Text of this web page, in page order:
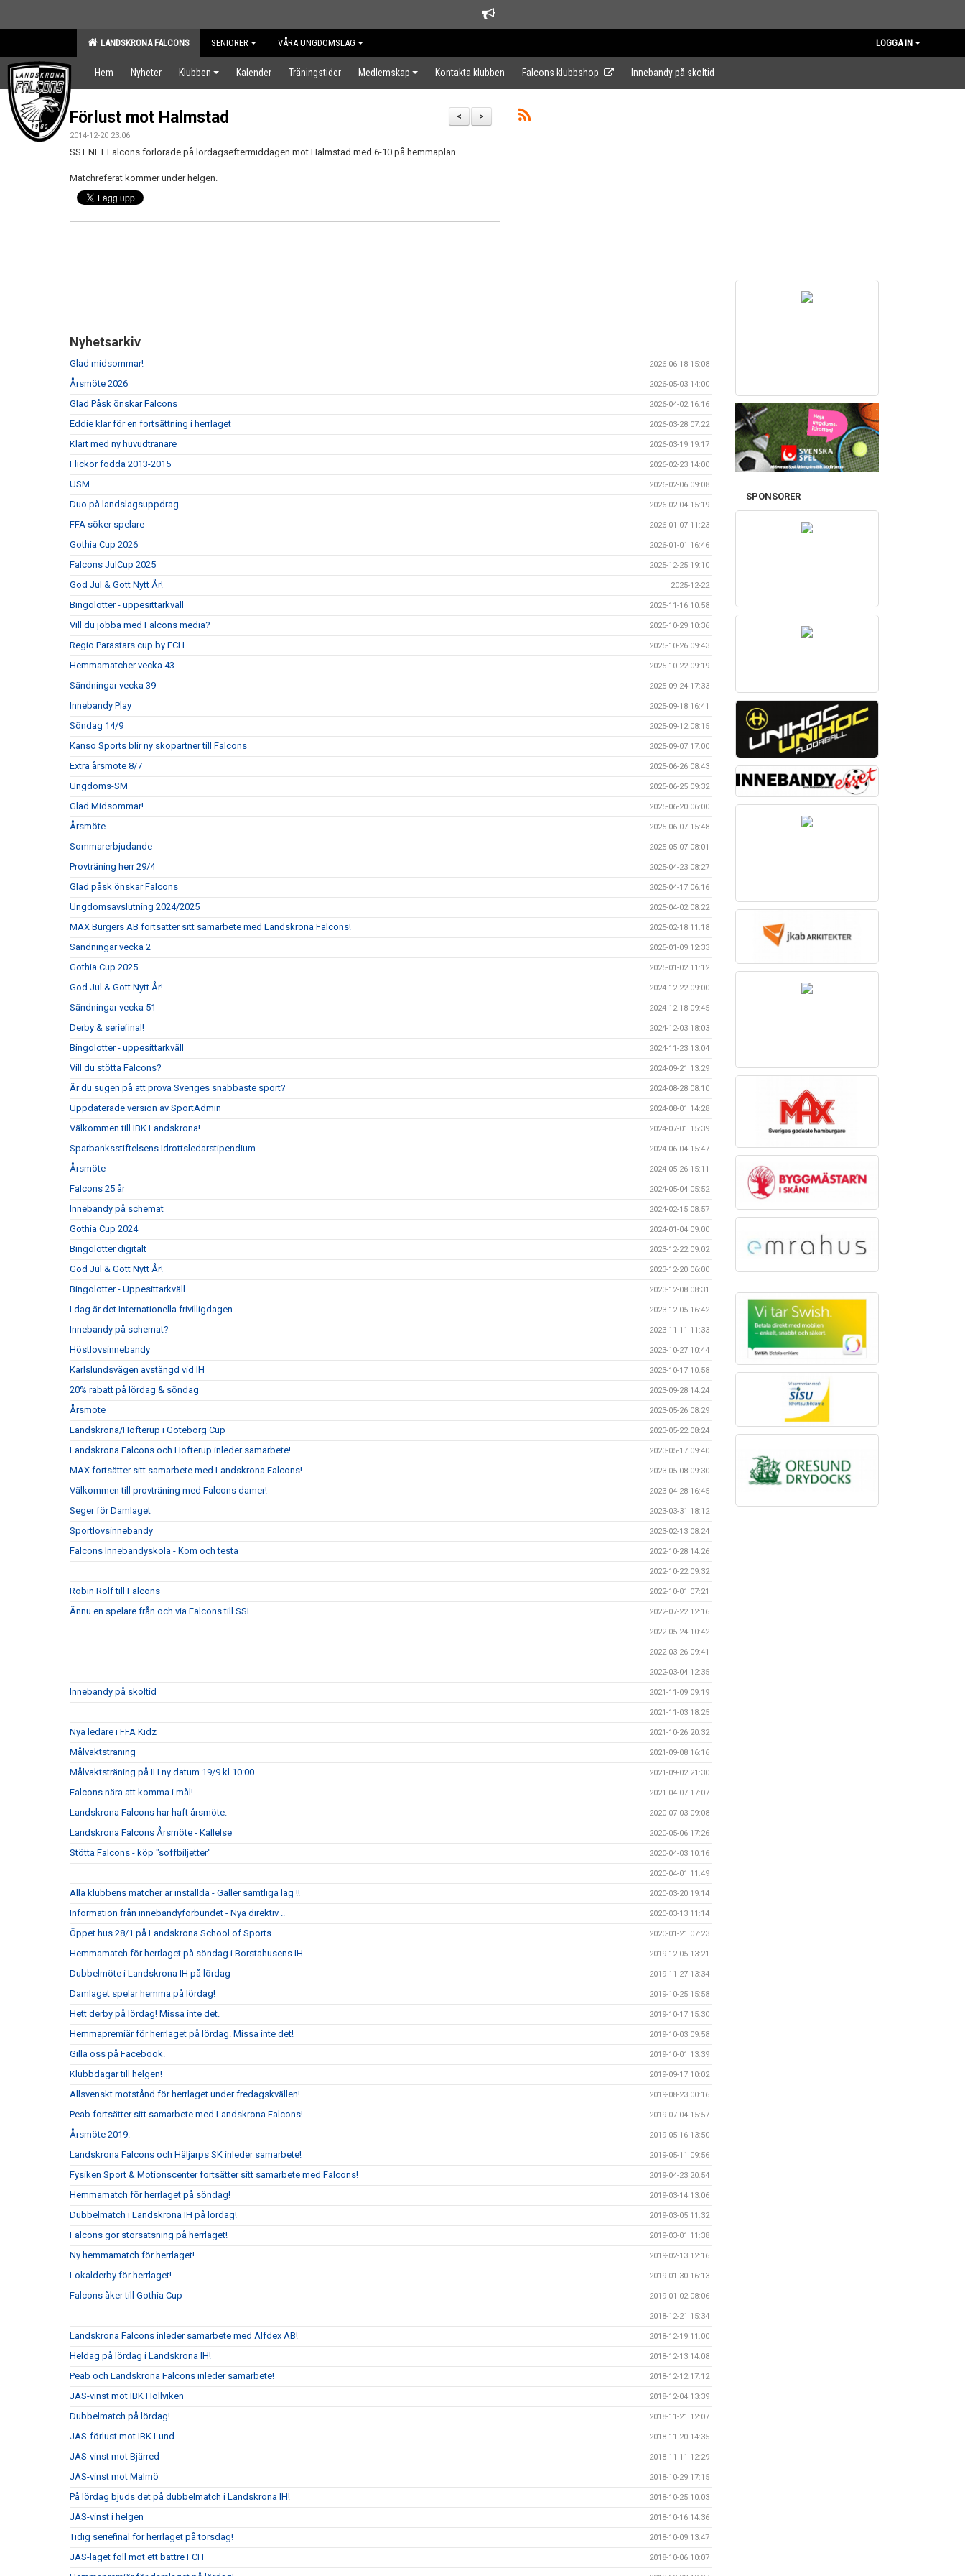
LANDSKRONA FALCONS SENIORER VÅRA UNGDOMSLAG LOGGA IN
Hem Nyheter Klubben Kalender Träningstider Medlemskap Kontakta klubben Falcons klubbshop Innebandy på skoltid
>
<
Förlust mot Halmstad
2014-12-20 23:06
SST NET Falcons förlorade på lördagseftermiddagen mot Halmstad med 6-10 på hemmaplan.
Matchreferat kommer under helgen.
Nyhetsarkiv
Glad midsommar! 2026-06-18 15:08
Årsmöte 2026 2026-05-03 14:00
Glad Påsk önskar Falcons 2026-04-02 16:16
Eddie klar för en fortsättning i herrlaget 2026-03-28 07:22
Klart med ny huvudtränare 2026-03-19 19:17
Flickor födda 2013-2015 2026-02-23 14:00
USM 2026-02-06 09:08
Duo på landslagsuppdrag 2026-02-04 15:19
FFA söker spelare 2026-01-07 11:23
Gothia Cup 2026 2026-01-01 16:46
Falcons JulCup 2025 2025-12-25 19:10
God Jul & Gott Nytt År! 2025-12-22
Bingolotter - uppesittarkväll 2025-11-16 10:58
Vill du jobba med Falcons media? 2025-10-29 10:36
Regio Parastars cup by FCH 2025-10-26 09:43
Hemmamatcher vecka 43 2025-10-22 09:19
Sändningar vecka 39 2025-09-24 17:33
Innebandy Play 2025-09-18 16:41
Söndag 14/9 2025-09-12 08:15
Kanso Sports blir ny skopartner till Falcons 2025-09-07 17:00
Extra årsmöte 8/7 2025-06-26 08:43
Ungdoms-SM 2025-06-25 09:32
Glad Midsommar! 2025-06-20 06:00
Årsmöte 2025-06-07 15:48
Sommarerbjudande 2025-05-07 08:01
Provträning herr 29/4 2025-04-23 08:27
Glad påsk önskar Falcons 2025-04-17 06:16
Ungdomsavslutning 2024/2025 2025-04-02 08:22
MAX Burgers AB fortsätter sitt samarbete med Landskrona Falcons! 2025-02-18 11:18
Sändningar vecka 2 2025-01-09 12:33
Gothia Cup 2025 2025-01-02 11:12
God Jul & Gott Nytt År! 2024-12-22 09:00
Sändningar vecka 51 2024-12-18 09:45
Derby & seriefinal! 2024-12-03 18:03
Bingolotter - uppesittarkväll 2024-11-23 13:04
Vill du stötta Falcons? 2024-09-21 13:29
Är du sugen på att prova Sveriges snabbaste sport? 2024-08-28 08:10
Uppdaterade version av SportAdmin 2024-08-01 14:28
Välkommen till IBK Landskrona! 2024-07-01 15:39
Sparbanksstiftelsens Idrottsledarstipendium 2024-06-04 15:47
Årsmöte 2024-05-26 15:11
Falcons 25 år 2024-05-04 05:52
Innebandy på schemat 2024-02-15 08:57
Gothia Cup 2024 2024-01-04 09:00
Bingolotter digitalt 2023-12-22 09:02
God Jul & Gott Nytt År! 2023-12-20 06:00
Bingolotter - Uppesittarkväll 2023-12-08 08:31
I dag är det Internationella frivilligdagen. 2023-12-05 16:42
Innebandy på schemat? 2023-11-11 11:33
Höstlovsinnebandy 2023-10-27 10:44
Karlslundsvägen avstängd vid IH 2023-10-17 10:58
20% rabatt på lördag & söndag 2023-09-28 14:24
Årsmöte 2023-05-26 08:29
Landskrona/Hofterup i Göteborg Cup 2023-05-22 08:24
Landskrona Falcons och Hofterup inleder samarbete! 2023-05-17 09:40
MAX fortsätter sitt samarbete med Landskrona Falcons! 2023-05-08 09:30
Välkommen till provträning med Falcons damer! 2023-04-28 16:45
Seger för Damlaget 2023-03-31 18:12
Sportlovsinnebandy 2023-02-13 08:24
Falcons Innebandyskola - Kom och testa 2022-10-28 14:26
2022-10-22 09:32
Robin Rolf till Falcons 2022-10-01 07:21
Ännu en spelare från och via Falcons till SSL. 2022-07-22 12:16
2022-05-24 10:42
2022-03-26 09:41
2022-03-04 12:35
Innebandy på skoltid 2021-11-09 09:19
2021-11-03 18:25
Nya ledare i FFA Kidz 2021-10-26 20:32
Målvaktsträning 2021-09-08 16:16
Målvaktsträning på IH ny datum 19/9 kl 10:00 2021-09-02 21:30
Falcons nära att komma i mål! 2021-04-07 17:07
Landskrona Falcons har haft årsmöte. 2020-07-03 09:08
Landskrona Falcons Årsmöte - Kallelse 2020-05-06 17:26
Stötta Falcons - köp "soffbiljetter" 2020-04-03 10:16
2020-04-01 11:49
Alla klubbens matcher är inställda - Gäller samtliga lag !! 2020-03-20 19:14
Information från innebandyförbundet - Nya direktiv .. 2020-03-13 11:14
Öppet hus 28/1 på Landskrona School of Sports 2020-01-21 07:23
Hemmamatch för herrlaget på söndag i Borstahusens IH 2019-12-05 13:21
Dubbelmöte i Landskrona IH på lördag 2019-11-27 13:34
Damlaget spelar hemma på lördag! 2019-10-25 15:58
Hett derby på lördag! Missa inte det. 2019-10-17 15:30
Hemmapremiär för herrlaget på lördag. Missa inte det! 2019-10-03 09:58
Gilla oss på Facebook. 2019-10-01 13:39
Klubbdagar till helgen! 2019-09-17 10:02
Allsvenskt motstånd för herrlaget under fredagskvällen! 2019-08-23 00:16
Peab fortsätter sitt samarbete med Landskrona Falcons! 2019-07-04 15:57
Årsmöte 2019. 2019-05-16 13:50
Landskrona Falcons och Häljarps SK inleder samarbete! 2019-05-11 09:56
Fysiken Sport & Motionscenter fortsätter sitt samarbete med Falcons! 2019-04-23 20:54
Hemmamatch för herrlaget på söndag! 2019-03-14 13:06
Dubbelmatch i Landskrona IH på lördag! 2019-03-05 11:32
Falcons gör storsatsning på herrlaget! 2019-03-01 11:38
Ny hemmamatch för herrlaget! 2019-02-13 12:16
Lokalderby för herrlaget! 2019-01-30 16:13
Falcons åker till Gothia Cup 2019-01-02 08:06
2018-12-21 15:34
Landskrona Falcons inleder samarbete med Alfdex AB! 2018-12-19 11:00
Heldag på lördag i Landskrona IH! 2018-12-13 14:08
Peab och Landskrona Falcons inleder samarbete! 2018-12-12 17:12
JAS-vinst mot IBK Höllviken 2018-12-04 13:39
Dubbelmatch på lördag! 2018-11-21 12:07
JAS-förlust mot IBK Lund 2018-11-20 14:35
JAS-vinst mot Bjärred 2018-11-11 12:29
JAS-vinst mot Malmö 2018-10-29 17:15
På lördag bjuds det på dubbelmatch i Landskrona IH! 2018-10-25 10:03
JAS-vinst i helgen 2018-10-16 14:36
Tidig seriefinal för herrlaget på torsdag! 2018-10-09 13:47
JAS-laget föll mot ett bättre FCH 2018-10-06 10:07
SPONSORER